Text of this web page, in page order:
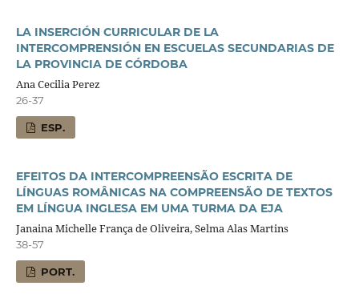
LA INSERCIÓN CURRICULAR DE LA
INTERCOMPRENSIÓN EN ESCUELAS SECUNDARIAS DE
LA PROVINCIA DE CÓRDOBA
Ana Cecilia Perez
26-37
ESP.
EFEITOS DA INTERCOMPREENSÃO ESCRITA DE
LÍNGUAS ROMÂNICAS NA COMPREENSÃO DE TEXTOS
EM LÍNGUA INGLESA EM UMA TURMA DA EJA
Janaina Michelle França de Oliveira, Selma Alas Martins
38-57
PORT.